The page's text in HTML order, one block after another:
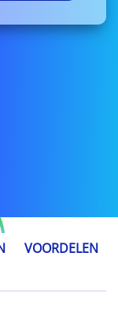
VOORDELEN